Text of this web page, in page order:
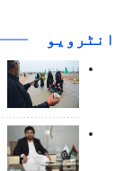
انٹرويو